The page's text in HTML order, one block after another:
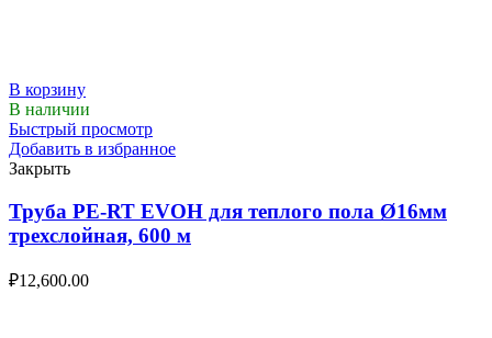
В корзину
В наличии
Быстрый просмотр
Добавить в избранное
Закрыть
Труба PE-RT EVOH для теплого пола Ø16мм
трехслойная, 600 м
₽12,600.00